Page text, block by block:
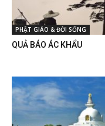
PHẬT GIÁO & ĐỜI SỐNG
QUẢ BÁO ÁC KHẨU